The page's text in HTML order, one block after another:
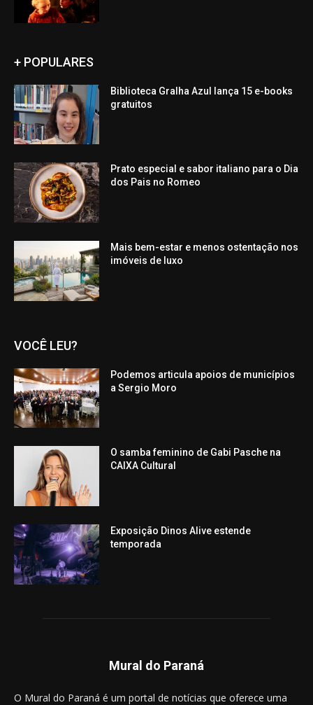
+ POPULARES
Biblioteca Gralha Azul lança 15 e-books
gratuitos
Prato especial e sabor italiano para o Dia
dos Pais no Romeo
Mais bem-estar e menos ostentação nos
imóveis de luxo
VOCÊ LEU?
Podemos articula apoios de municípios
a Sergio Moro
O samba feminino de Gabi Pasche na
CAIXA Cultural
Exposição Dinos Alive estende
temporada
Mural do Paraná
O Mural do Paraná é um portal de notícias que oferece uma